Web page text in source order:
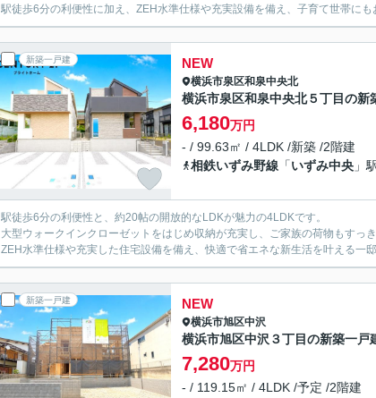
駅徒歩6分の利便性に加え、ZEH水準仕様や充実設備を備え、子育て世帯にも
新築一戸建 NEW
横浜市泉区和泉中央北
横浜市泉区和泉中央北５丁目の新
6,180万円
- / 99.63㎡ / 4LDK /新築 /2階建
相鉄いずみ野線 「いずみ中央 」
駅徒歩6分の利便性と、約20帖の開放的なLDKが魅力の4LDKです。
大型ウォークインクローゼットをはじめ収納が充実し、ご家族の荷物もすっき
ZEH水準仕様や充実した住宅設備を備え、快適で省エネな新生活を叶える一邸
新築一戸建 NEW
横浜市旭区中沢
横浜市旭区中沢３丁目の新築一戸
7,280万円
- / 119.15㎡ / 4LDK /予定 /2階建